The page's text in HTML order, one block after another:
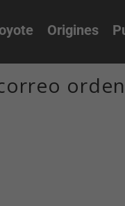
Origines